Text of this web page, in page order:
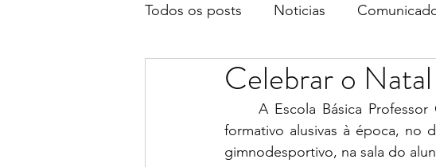
Todos os posts Noticias
Desporto Escolar Clubes ebem
Celebrar o Natal
	A Escola Básica Professor Óscar Lopes celebrou o Natal com atividades de caráter
formativo alusivas à época, no
gimnodesportivo, na sala do